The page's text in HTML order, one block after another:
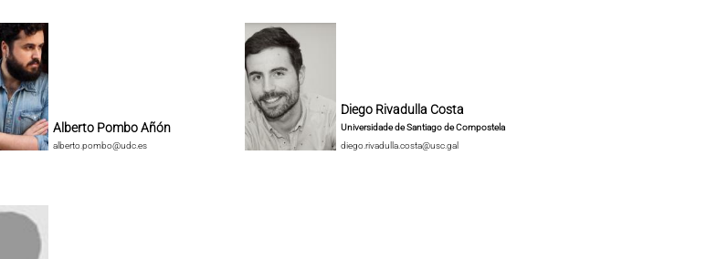
Alberto Pombo Añón
alberto.pombo@udc.es
Diego Rivadulla Costa
Universidade de Santiago de Compostela
diego.rivadulla.costa@usc.gal